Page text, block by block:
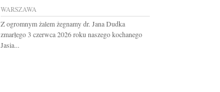
WARSZAWA
Z ogromnym żalem żegnamy dr. Jana Dudka
zmarłego 3 czerwca 2026 roku naszego kochanego
Jasia...